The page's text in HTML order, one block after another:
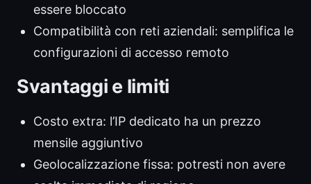
essere bloccato
Compatibilità con reti aziendali: semplifica le
configurazioni di accesso remoto
Svantaggi e limiti
Costo extra: l’IP dedicato ha un prezzo
mensile aggiuntivo
Geolocalizzazione fissa: potresti non avere